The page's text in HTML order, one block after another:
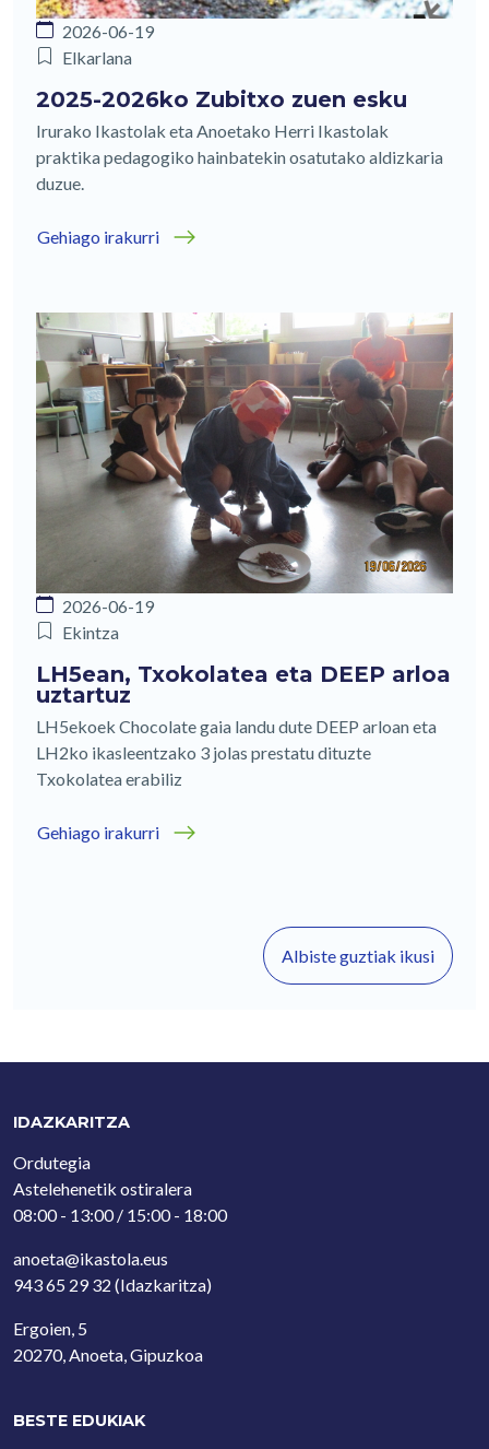
2026-06-19
Elkarlana
2025-2026ko Zubitxo zuen esku
Irurako Ikastolak eta Anoetako Herri Ikastolak
praktika pedagogiko hainbatekin osatutako aldizkaria
duzue.
Gehiago irakurri
2026-06-19
Ekintza
LH5ean, Txokolatea eta DEEP arloa
uztartuz
LH5ekoek Chocolate gaia landu dute DEEP arloan eta
LH2ko ikasleentzako 3 jolas prestatu dituzte
Txokolatea erabiliz
Gehiago irakurri
Albiste guztiak ikusi
IDAZKARITZA
Ordutegia
Astelehenetik ostiralera
08:00 - 13:00 / 15:00 - 18:00
anoeta@ikastola.eus
943 65 29 32 (Idazkaritza)
Ergoien, 5
20270, Anoeta, Gipuzkoa
BESTE EDUKIAK